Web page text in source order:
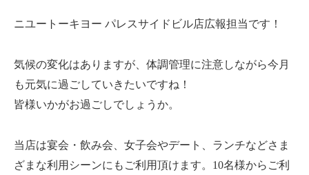
ニユートーキヨー パレスサイドビル店広報担当です！
気候の変化はありますが、体調管理に注意しながら今月
も元気に過ごしていきたいですね！
皆様いかがお過ごしでしょうか。
当店は宴会・飲み会、女子会やデート、ランチなどさま
ざまな利用シーンにもご利用頂けます。10名様からご利